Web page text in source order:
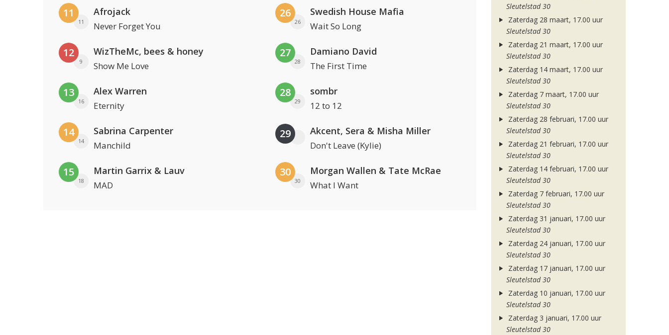
11
11
Afrojack
Never Forget You
12
9
WizTheMc, bees & honey
Show Me Love
13
16
Alex Warren
Eternity
14
14
Sabrina Carpenter
Manchild
15
18
Martin Garrix & Lauv
MAD
26
26
Swedish House Mafia
Wait So Long
27
28
Damiano David
The First Time
28
29
sombr
12 to 12
29 Akcent, Sera & Misha Miller
Don't Leave (Kylie)
30
30
Morgan Wallen & Tate McRae
What I Want
Sleutelstad 30
Zaterdag 28 maart, 17.00 uur
Sleutelstad 30
Zaterdag 21 maart, 17.00 uur
Sleutelstad 30
Zaterdag 14 maart, 17.00 uur
Sleutelstad 30
Zaterdag 7 maart, 17.00 uur
Sleutelstad 30
Zaterdag 28 februari, 17.00 uur
Sleutelstad 30
Zaterdag 21 februari, 17.00 uur
Sleutelstad 30
Zaterdag 14 februari, 17.00 uur
Sleutelstad 30
Zaterdag 7 februari, 17.00 uur
Sleutelstad 30
Zaterdag 31 januari, 17.00 uur
Sleutelstad 30
Zaterdag 24 januari, 17.00 uur
Sleutelstad 30
Zaterdag 17 januari, 17.00 uur
Sleutelstad 30
Zaterdag 10 januari, 17.00 uur
Sleutelstad 30
Zaterdag 3 januari, 17.00 uur
Sleutelstad 30